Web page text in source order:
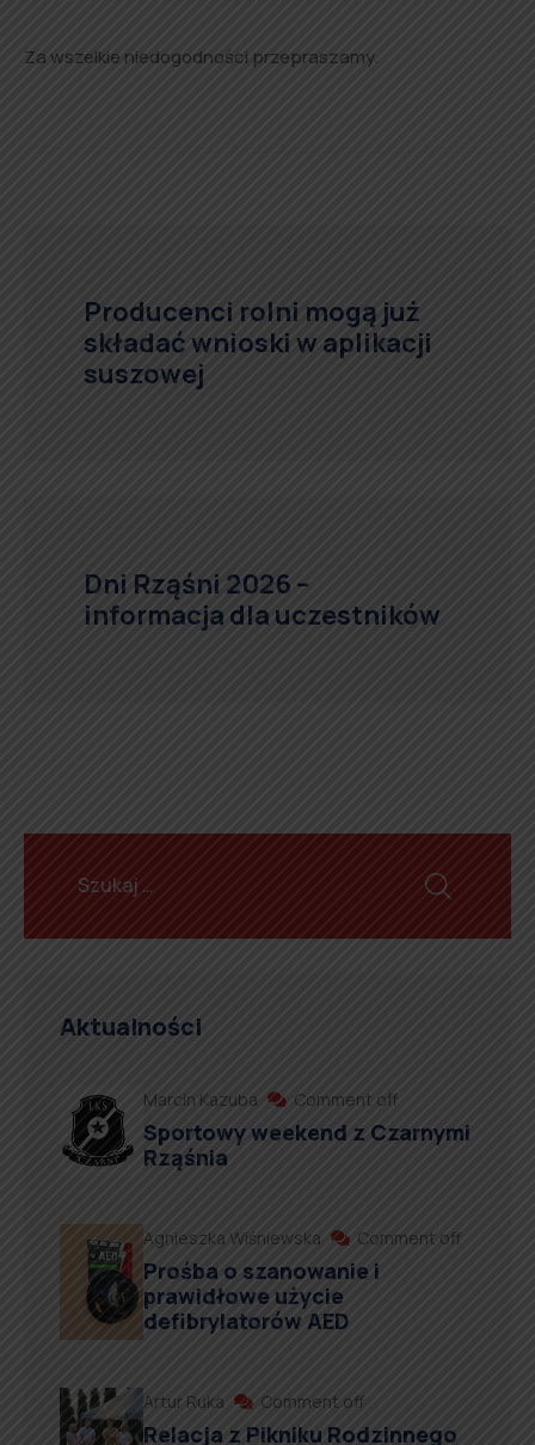
Za wszelkie niedogodności przepraszamy.
Producenci rolni mogą już
składać wnioski w aplikacji
suszowej
Dni Rząśni 2026 –
informacja dla uczestników
Aktualności
Marcin Kazuba Comment off
Sportowy weekend z Czarnymi
Rząśnia
Agnieszka Wiśniewska Comment off
Prośba o szanowanie i
prawidłowe użycie
defibrylatorów AED
Artur Ruka Comment off
Relacja z Pikniku Rodzinnego